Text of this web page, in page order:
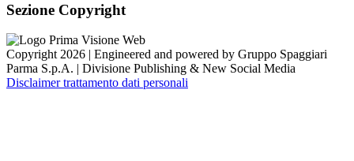
Sezione Copyright
Copyright 2026 | Engineered and powered by Gruppo Spaggiari
Parma S.p.A. | Divisione Publishing & New Social Media
Disclaimer trattamento dati personali